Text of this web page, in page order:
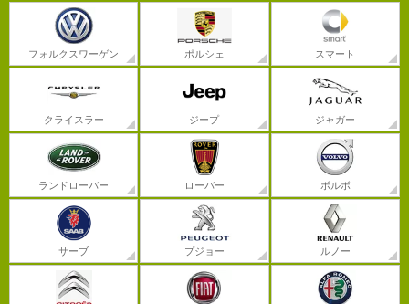
フォルクスワーゲン ポルシェ スマート
クライスラー ジープ ジャガー
ランドローバー ローバー ボルボ
サーブ プジョー ルノー